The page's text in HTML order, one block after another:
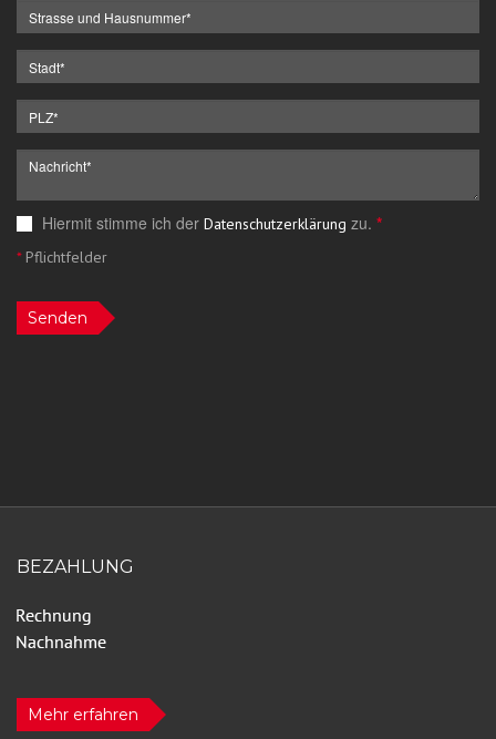
Hiermit stimme ich der Datenschutzerklärung zu. *
*Pflichtfelder
Senden
BEZAHLUNG
Mehr erfahren